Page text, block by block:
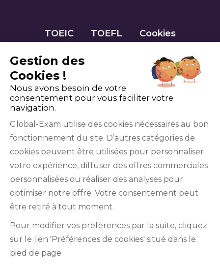
TOEIC TOEFL Cookies
YouTube
institutions qui gèrent les examens officiels du
BRIGHT English, de l’IELTS, du TOEFL ITP®, des
Gestion des
Cookies !
Nous avons besoin de votre
consentement pour vous faciliter votre
navigation.
Global-Exam utilise des cookies nécessaires au bon
fonctionnement du site. D’autres catégories de
cookies peuvent être utilisées pour personnaliser
votre expérience, diffuser des offres commerciales
personnalisées ou réaliser des analyses pour
optimiser notre offre. Votre consentement peut
être retiré à tout moment.
Pour modifier vos préférences par la suite, cliquez
sur le lien 'Préférences de cookies' situé dans le
pied de page.